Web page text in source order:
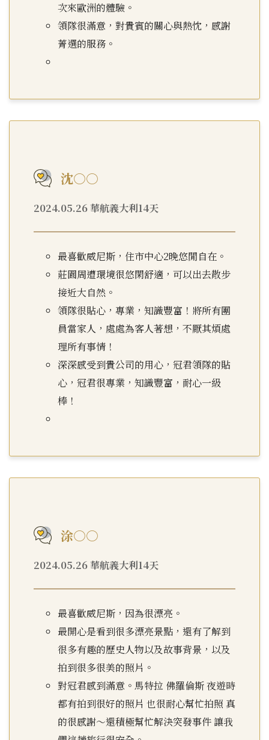
次來歐洲的體驗。
領隊很滿意，對貴賓的關心與熱忱，感謝
菁選的服務。
沈○○
2024.05.26 華航義大利14天
最喜歡威尼斯，住市中心2晚悠閒自在。
莊園周遭環境很悠閑舒適，可以出去散步
接近大自然。
領隊很貼心，專業，知識豐富！將所有團
員當家人，處處為客人著想，不厭其煩處
理所有事情！
深深感受到貴公司的用心，冠君領隊的貼
心，冠君很專業，知識豐富，耐心一級
棒！
涂○○
2024.05.26 華航義大利14天
最喜歡威尼斯，因為很漂亮。
最開心是看到很多漂亮景點，還有了解到
很多有趣的歷史人物以及故事背景，以及
拍到很多很美的照片。
對冠君感到滿意。馬特拉 佛羅倫斯 夜遊時
都有拍到很好的照片 也很耐心幫忙拍照 真
的很感謝～還積極幫忙解決突發事件 讓我